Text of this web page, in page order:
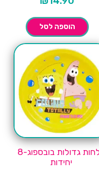
הוספה לסל
צלחות גדולות בובספוג-8
יחידות